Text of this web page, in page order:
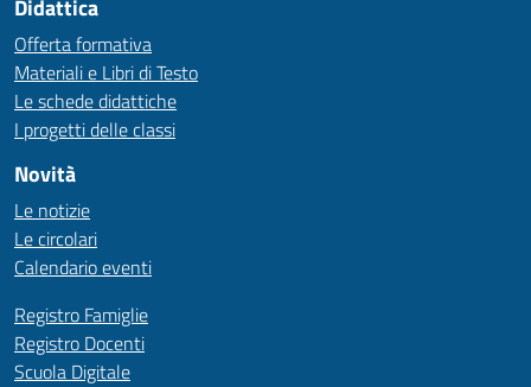
Didattica
Offerta formativa
Materiali e Libri di Testo
Le schede didattiche
I progetti delle classi
Novità
Le notizie
Le circolari
Calendario eventi
Registro Famiglie
Registro Docenti
Scuola Digitale